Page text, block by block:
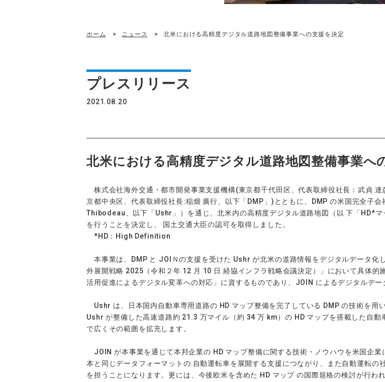
ホーム ニュース 北米における高精度デジタル道路地図整備事業への支援を決定
プレスリリース
2021.08.20
北米における高精度デジタル道路地図整備事業へ
株式会社海外交通・都市開発事業支援機構(東京都千代田区、代表取締役社長：武貞
京都中央区、代表取締役社長:稲畑 廣行、以下「DMP」)とともに、DMP の米国完全子
Thibodeau、以下「Ushr」）を通じ、北米内の高精度デジタル道路地図（以 下「HD*
を行うことを決定し、 国土交通大臣の認可を取得しました。
*HD：High Definition
本事業は、DMP と JOIＮの支援を受けた Ushr が北米の道路情報をデジタルデータ化
外展開戦略 2025（令和２年 12 月 10 日 経協インフラ戦略会議決定）」において具体的
活用促進によるデジタル変革への対応」に資するものであり、JOIN によるデジタルデー
Ushr は、日本国内自動車専用道路の HD マップ整備を完了している DMP の技術を用
Ushr が整備した高速道路約 21.3 万マイル（約 34 万 km）の HD マップを搭載した自
で広くその範囲を拡充します。
JOIN が本事業を通じて本邦企業の HD マップ整備に関する技術・ノウハウを米国企
本と同じデータフォーマットの 自動運転車を展開する支援につながり、また自動運転の
を担うことになります。更には、今後欧米を含めた HD マップ の国際規格の検討が行